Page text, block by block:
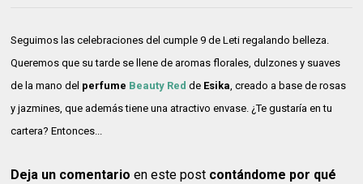
Seguimos las celebraciones del cumple 9 de Leti regalando belleza.
Queremos que su tarde se llene de aromas florales, dulzones y suaves
de la mano del perfume Beauty Red de Esika, creado a base de rosas
y jazmines, que además tiene una atractivo envase. ¿Te gustaría en tu
cartera? Entonces...
Deja un comentarioen este post contándome por qué